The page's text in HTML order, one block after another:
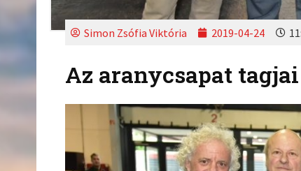
Simon Zsófia Viktória 2019-04-24
Az aranycsapat